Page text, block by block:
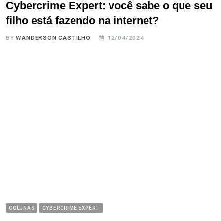
Cybercrime Expert: você sabe o que seu
filho está fazendo na internet?
BYWANDERSON CASTILHO 12/04/2024
COLUNAS CYBERCRIME EXPERT